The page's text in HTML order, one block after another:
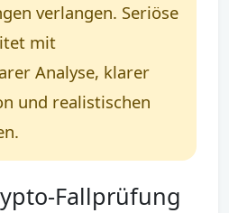
verlangen. Seriöse
mit
Analyse, klarer
und realistischen
Fallprüfung